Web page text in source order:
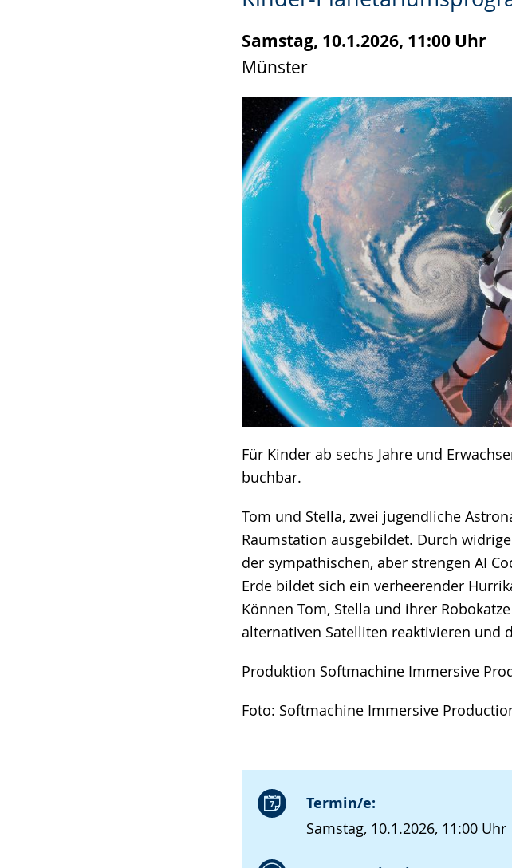
Samstag, 10.1.2026, 11:00 Uhr
Münster
Für Kinder ab sechs Jahre und
buchbar.
Tom und Stella, zwei jugendliche
Raumstation ausgebildet. Durch
der sympathischen, aber strengen AI
Erde bildet sich ein verheerender
Können Tom, Stella und ihrer
alternativen Satelliten reaktivieren und
Produktion Softmachine Immersive
Foto: Softmachine Immersive
Termin/e:
Samstag, 10.1.2026, 11:00 Uhr
wird